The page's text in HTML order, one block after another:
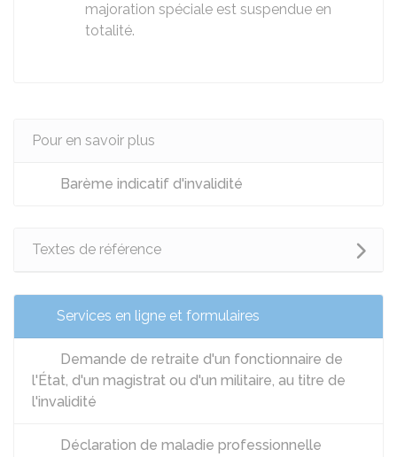
majoration spéciale est suspendue en
totalité.
Pour en savoir plus
Barème indicatif d'invalidité
Textes de référence
Services en ligne et formulaires
Demande de retraite d'un fonctionnaire de
l'État, d'un magistrat ou d'un militaire, au titre de
l'invalidité
Déclaration de maladie professionnelle